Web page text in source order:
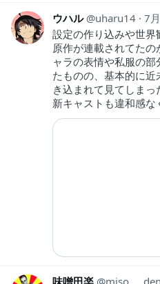
ウハル uharu14 7
設定の作り込みや世界
原作が連載されてた
ャラの表情や私服の
たものの、基本的に
き込まれて見てしまっ
新キャストも違和感